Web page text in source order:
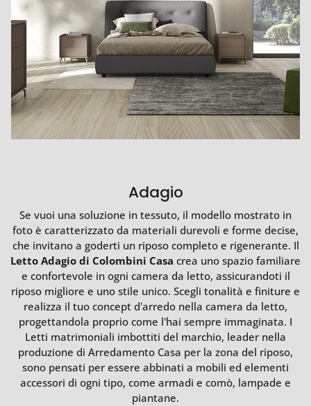
Adagio
Se vuoi una soluzione in tessuto, il modello mostrato in
foto è caratterizzato da materiali durevoli e forme decise,
che invitano a goderti un riposo completo e rigenerante. Il
Letto Adagio di Colombini Casa crea uno spazio familiare
e confortevole in ogni camera da letto, assicurandoti il
riposo migliore e uno stile unico. Scegli tonalità e finiture e
realizza il tuo concept d’arredo nella camera da letto,
progettandola proprio come l'hai sempre immaginata. I
Letti matrimoniali imbottiti del marchio, leader nella
produzione di Arredamento Casa per la zona del riposo,
sono pensati per essere abbinati a mobili ed elementi
accessori di ogni tipo, come armadi e comò, lampade e
piantane.